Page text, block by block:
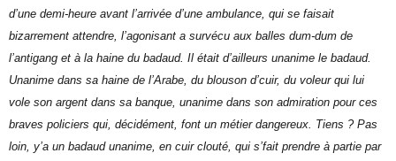
d’une demi-heure avant l’arrivée d’une ambulance, qui se faisait
bizarrement attendre, l’agonisant a survécu aux balles dum-dum de
l’antigang et à la haine du badaud. Il était d’ailleurs unanime le badaud.
Unanime dans sa haine de l’Arabe, du blouson d’cuir, du voleur qui lui
vole son argent dans sa banque, unanime dans son admiration pour ces
braves policiers qui, décidément, font un métier dangereux. Tiens ? Pas
loin, y’a un badaud unanime, en cuir clouté, qui s’fait prendre à partie par